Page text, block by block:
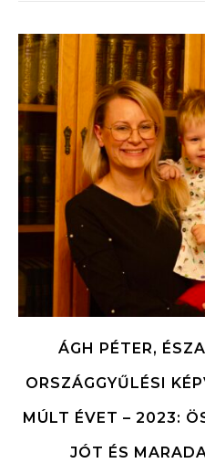
ÁGH PÉTER,
ORSZÁGGYŰLÉSI
MÚLT ÉVET – 2023:
JÓT ÉS